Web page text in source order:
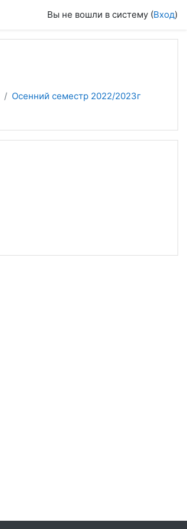
Вы не вошли в систему (Вход)
Осенний семестр 2022/2023г